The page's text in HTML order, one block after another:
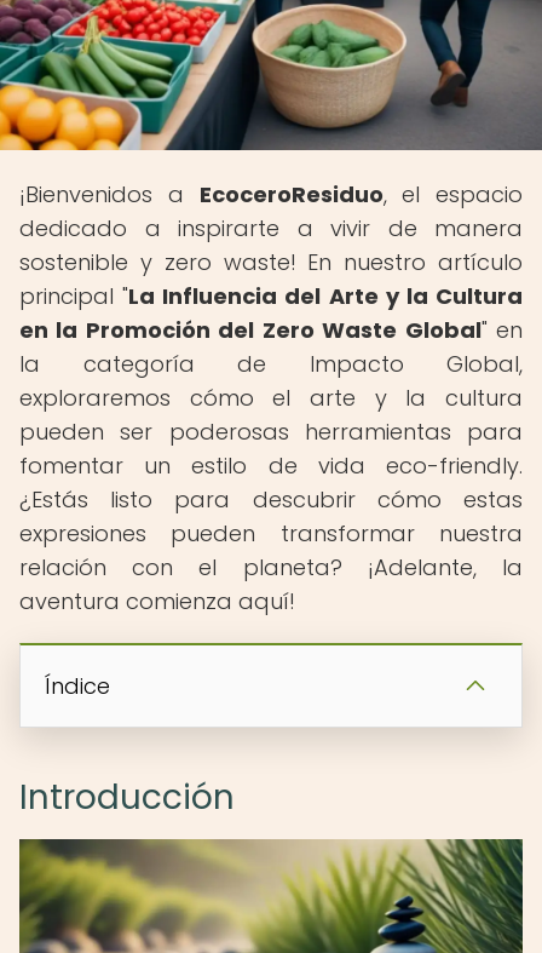
¡Bienvenidos a EcoceroResiduo, el espacio
dedicado a inspirarte a vivir de manera
sostenible y zero waste! En nuestro artículo
principal "La Influencia del Arte y la Cultura
en la Promoción del Zero Waste Global" en
la categoría de Impacto Global,
exploraremos cómo el arte y la cultura
pueden ser poderosas herramientas para
fomentar un estilo de vida eco-friendly.
¿Estás listo para descubrir cómo estas
expresiones pueden transformar nuestra
relación con el planeta? ¡Adelante, la
aventura comienza aquí!
Índice
Introducción